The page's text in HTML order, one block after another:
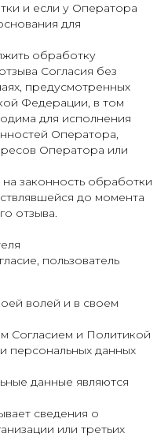
и если у Оператора
для
обработку
Согласия без
предусмотренных
Федерации, в том
для исполнения
Оператора,
Оператора или
на законность обработки
до момента
отзыва.
пользователь
волей и в своем
Согласием и Политикой
персональных данных
данные являются
сведения о
или третьих